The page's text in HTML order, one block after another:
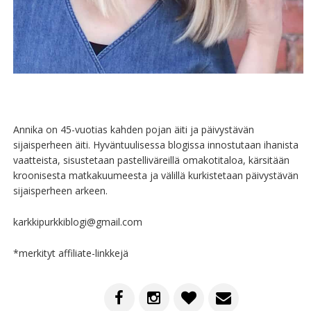
Annika on 45-vuotias kahden pojan äiti ja päivystävän
sijaisperheen äiti. Hyväntuulisessa blogissa innostutaan ihanista
vaatteista, sisustetaan pastelliväreillä omakotitaloa, kärsitään
kroonisesta matkakuumeesta ja välillä kurkistetaan päivystävän
sijaisperheen arkeen.
karkkipurkkiblogi@gmail.com
*merkityt affiliate-linkkejä